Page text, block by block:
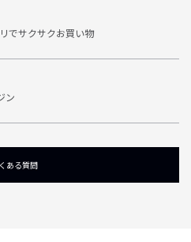
でサクサクお買い物
ン
ある質問